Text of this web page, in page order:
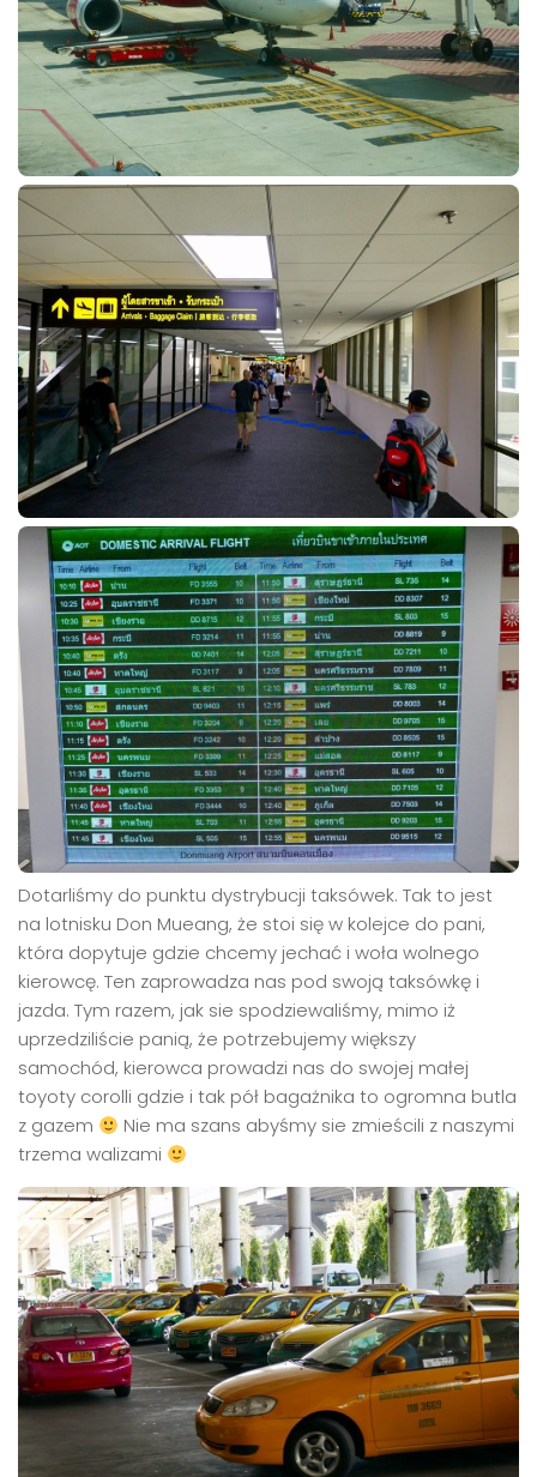
Dotarliśmy do punktu dystrybucji taksówek. Tak to jest
na lotnisku Don Mueang, że stoi się w kolejce do pani,
która dopytuje gdzie chcemy jechać i woła wolnego
kierowcę. Ten zaprowadza nas pod swoją taksówkę i
jazda. Tym razem, jak sie spodziewaliśmy, mimo iż
uprzedziliście panią, że potrzebujemy większy
samochód, kierowca prowadzi nas do swojej małej
toyoty corolli gdzie i tak pół bagażnika to ogromna butla
z gazem
Nie ma szans abyśmy sie zmieścili z naszymi
trzema walizami